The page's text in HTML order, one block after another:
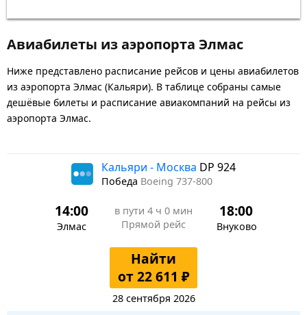
Авиабилеты из аэропорта Элмас
Ниже представлено расписание рейсов и цены авиабилетов
из аэропорта Элмас (Кальяри). В таблице собраны самые
дешёвые билеты и расписание авиакомпаний на рейсы из
аэропорта Элмас.
Кальяри - Москва DP 924
Победа Boeing 737-800
14:00
Элмас
в пути 4 ч 0 мин
Прямой рейс
18:00
Внуково
Найти
от 22 611 ₽
28 сентября 2026